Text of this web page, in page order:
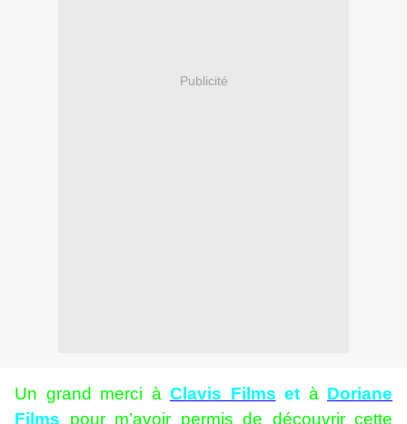
Publicité
Un grand merci à Clavis Films et à Doriane
Films pour m’avoir permis de découvrir cette